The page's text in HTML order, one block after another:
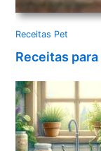
Receitas Pet
Receitas